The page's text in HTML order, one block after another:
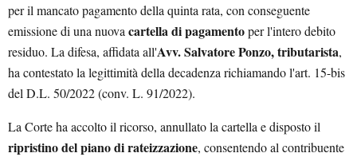
per il mancato pagamento della quinta rata, con conseguente
emissione di una nuova cartella di pagamentoper l'intero debito
residuo. La difesa, affidata all'Avv. Salvatore Ponzo, tributarista,
ha contestato la legittimità della decadenza richiamando l'art. 15-bis
del D.L. 50/2022 (conv. L. 91/2022).
La Corte ha accolto il ricorso, annullato la cartella e disposto il
ripristino del piano di rateizzazione, consentendo al contribuente